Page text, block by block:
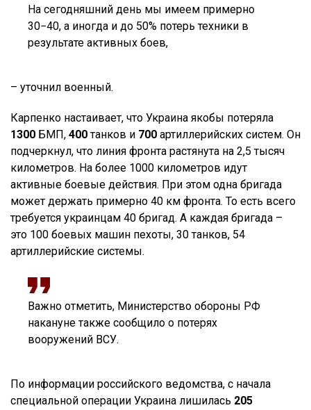
На сегодняшний день мы имеем примерно
30−40, а иногда и до 50% потерь техники в
результате активных боев,
– уточнил военный.
Карпенко настаивает, что Украина якобы потеряла
1300 БМП, 400танков и 700 артиллерийских систем. Он
подчеркнул, что линия фронта растянута на 2,5 тысяч
километров. На более 1000 километров идут
активные боевые действия. При этом одна бригада
может держать примерно 40 км фронта. То есть всего
требуется украинцам 40 бригад. А каждая бригада –
это 100 боевых машин пехоты, 30 танков, 54
артиллерийские системы.
Важно отметить, Министерство обороны РФ
накануне также сообщило о потерях
вооружений ВСУ.
По информации российского ведомства, с начала
специальной операции Украина лишилась 205